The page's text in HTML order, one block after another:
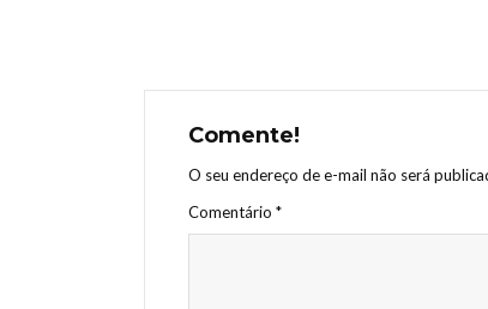
Comente!
O seu endereço de e-mail não será
Comentário *